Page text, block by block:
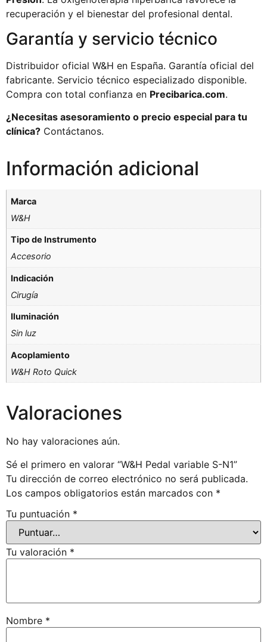
recuperación y el bienestar del profesional dental.
Garantía y servicio técnico
Distribuidor oficial W&H en España. Garantía oficial del
fabricante. Servicio técnico especializado disponible.
Compra con total confianza en Precibarica.com.
¿Necesitas asesoramiento o precio especial para tu
clínica? Contáctanos.
Información adicional
Marca
W&H
Tipo de Instrumento
Accesorio
Indicación
Cirugía
Iluminación
Sin luz
Acoplamiento
W&H Roto Quick
Valoraciones
No hay valoraciones aún.
Sé el primero en valorar “W&H Pedal variable S-N1”
Tu dirección de correo electrónico no será publicada.
Los campos obligatorios están marcados con *
Tu puntuación *
Tu valoración *
Nombre *